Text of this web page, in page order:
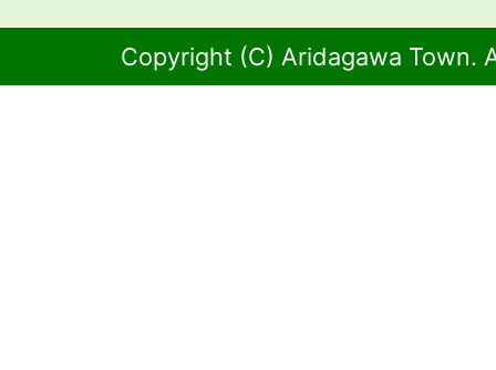
Copyright (C) Aridagawa Town.